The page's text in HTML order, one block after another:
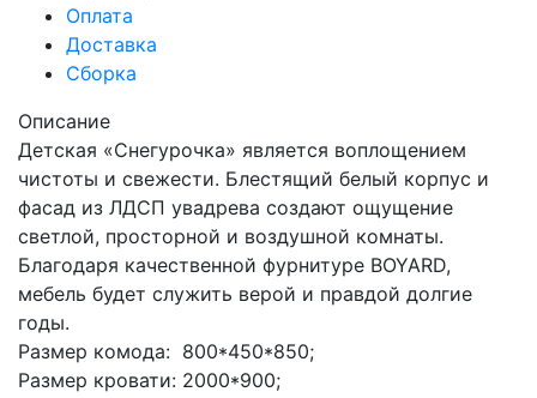
Оплата
Доставка
Сборка
Описание
Детская «Снегурочка» является воплощением
чистоты и свежести. Блестящий белый корпус и
фасад из ЛДСП увадрева создают ощущение
светлой, просторной и воздушной комнаты.
Благодаря качественной фурнитуре BOYARD,
мебель будет служить верой и правдой долгие
годы.
Размер комода: 800*450*850;
Размер кровати: 2000*900;